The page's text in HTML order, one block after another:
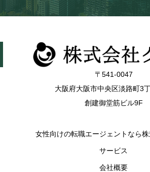
〒541-0047
大阪府大阪市中央区淡路町3
創建御堂筋ビル9F
女性向けの転職エージェントなら
サービス
会社概要